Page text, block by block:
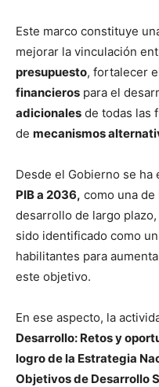
Este marco constituye
mejorar la vinculación
presupuesto, fortalecer
financieros para el
adicionales de todas las
de mecanismos
Desde el Gobierno se ha
PIB a 2036, como una
desarrollo de largo
sido identificado como
habilitantes para
este objetivo.
En ese aspecto, la
Desarrollo: Retos y
logro de la Estrategia
Objetivos de Desarrollo